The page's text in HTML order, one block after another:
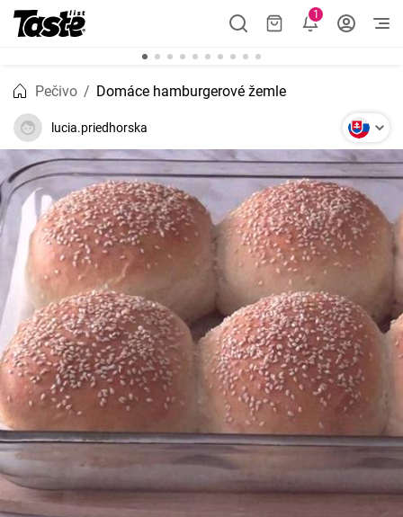
1
Pečivo Domáce hamburgerové žemle
lucia.priedhorska